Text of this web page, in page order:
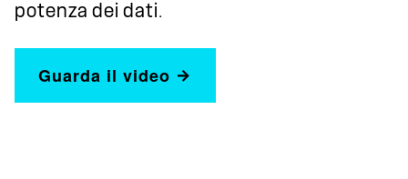
potenza dei dati.
Guarda il video